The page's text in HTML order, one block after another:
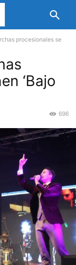
procesionales se
‘Bajo
696